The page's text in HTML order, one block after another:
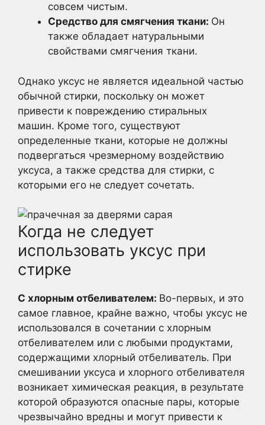
совсем чистым.
Средство для смягчения ткани: Он
также обладает натуральными
свойствами смягчения ткани.
Однако уксус не является идеальной частью
обычной стирки, поскольку он может
привести к повреждению стиральных
машин. Кроме того, существуют
определенные ткани, которые не должны
подвергаться чрезмерному воздействию
уксуса, а также средства для стирки, с
которыми его не следует сочетать.
Когда не следует
использовать уксус при
стирке
С хлорным отбеливателем: Во-первых, и это
самое главное, крайне важно, чтобы уксус не
использовался в сочетании с хлорным
отбеливателем или с любыми продуктами,
содержащими хлорный отбеливатель. При
смешивании уксуса и хлорного отбеливателя
возникает химическая реакция, в результате
которой образуются опасные пары, которые
чрезвычайно вредны и могут привести к